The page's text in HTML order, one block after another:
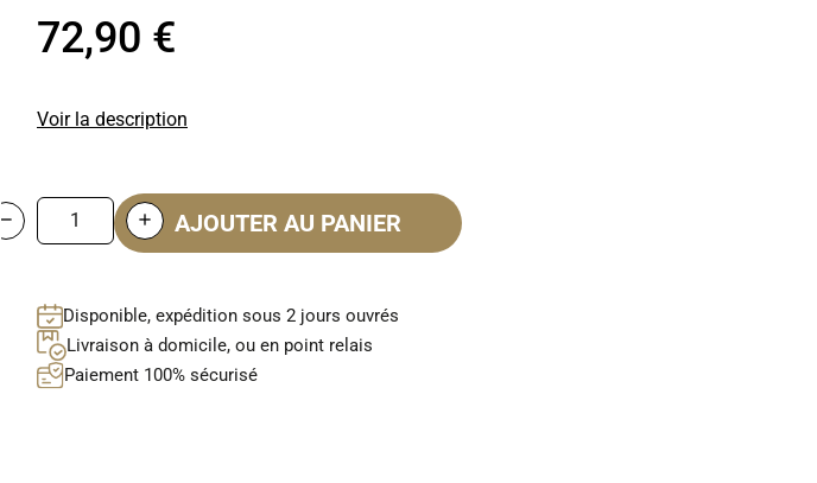
72,90 €
Voir la description
AJOUTER AU PANIER
Disponible, expédition sous 2 jours ouvrés
Livraison à domicile, ou en point relais
Paiement 100% sécurisé